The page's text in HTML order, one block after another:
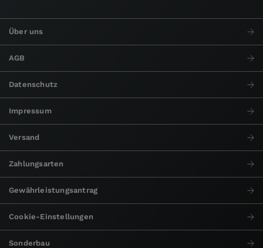
Über uns
AGB
Datenschutz
Impressum
Versand
Zahlungsarten
Gewährleistungsantrag
Cookie-Einstellungen
Sonderbau